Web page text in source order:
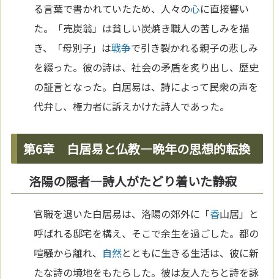
る言葉で書かれていたため、人々の心に直接響い
た。「売炭翁」は貧しい炭焼き職人の苦しみを描
き、「母別子」は戦争で引き裂かれる親子の悲しみ
を綴った。彼の詩は、社会の矛盾を炙り出し、歴史
の証言となった。白居易は、詩によって民衆の声を
代弁し、権力者に訴えかけた詩人であった。
第6章 白居易と仏教—晩年の思想的転換
洛陽の隠者—詩人がたどり着いた静寂
官職を退いた白居易は、洛陽の郊外に「香山居」と
呼ばれる邸宅を構え、そこで余生を過ごした。都の
喧騒から離れ、 自然とともに生きる生活は、彼に新
たな詩の境地をもたらした。彼は友人たちと詩を詠